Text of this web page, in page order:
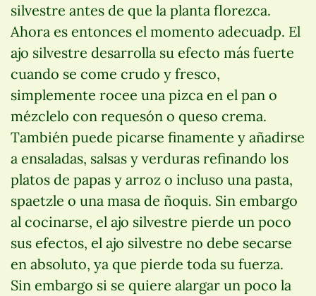
silvestre antes de que la planta florezca.
Ahora es entonces el momento adecuadp. El
ajo silvestre desarrolla su efecto más fuerte
cuando se come crudo y fresco,
simplemente rocee una pizca en el pan o
mézclelo con requesón o queso crema.
También puede picarse finamente y añadirse
a ensaladas, salsas y verduras refinando los
platos de papas y arroz o incluso una pasta,
spaetzle o una masa de ñoquis. Sin embargo
al cocinarse, el ajo silvestre pierde un poco
sus efectos, el ajo silvestre no debe secarse
en absoluto, ya que pierde toda su fuerza.
Sin embargo si se quiere alargar un poco la